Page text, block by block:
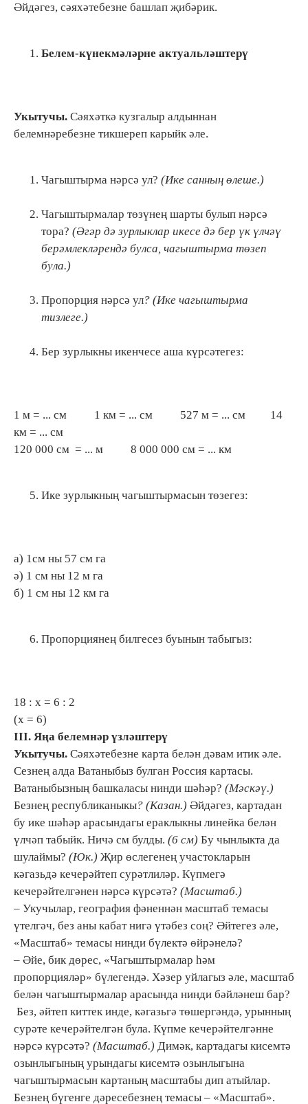
Әйдәгез, сәяхәтебезне башлап җибәрик.
Белем-күнекмәләрне актуальләштерү
Укытучы. Сәяхәткә кузгалыр алдыннан
белемнәребезне тикшереп карыйк әле.
Чагыштырма нәрсә ул? (Ике санның өлеше.)
Чагыштырмалар төзүнең шарты булып нәрсә
тора? (Әгәр дә зурлыклар икесе дә бер үк үлчәү
берәмлекләрендә булса, чагыштырма төзеп
була.)
Пропорция нәрсә ул? (Ике чагыштырма
тизлеге.)
Бер зурлыкны икенчесе аша күрсәтегез:
1 м = ... см 1 км = ... см 527 м = ... см 14
км = ... см
120 000 см = ... м 8 000 000 см = ... км
Ике зурлыкның чагыштырмасын төзегез:
а) 1см ны 57 см га
ә) 1 см ны 12 м га
б) 1 см ны 12 км га
Пропорциянең билгесез буынын табыгыз:
18 : х = 6 : 2
(х = 6)
III. Яңа белемнәр үзләштерү
Укытучы. Сәяхәтебезне карта белән дәвам итик әле.
Сезнең алда Ватаныбыз булган Россия картасы.
Ватаныбызның башкаласы нинди шәһәр? (Мәскәү.)
Безнең республиканыкы? (Казан.) Әйдәгез, картадан
бу ике шәһәр арасындагы ераклыкны линейка белән
үлчәп табыйк. Ничә см булды. (6 см) Бу чынлыкта да
шулаймы? (Юк.) Җир өслегенең участокларын
кәгазьдә кечерәйтеп сурәтлиләр. Күпмегә
кечерәйтелгәнен нәрсә күрсәтә? (Масштаб.)
– Укучылар, география фәненнән масштаб темасы
үтелгәч, без аны кабат нигә үтәбез соң? Әйтегез әле,
«Масштаб» темасы нинди бүлектә өйрәнелә?
– Әйе, бик дөрес, «Чагыштырмалар һәм
пропорцияләр» бүлегендә. Хәзер уйлагыз әле, масштаб
белән чагыштырмалар арасында нинди бәйләнеш бар?
Без, әйтеп киттек инде, кәгазьгә төшергәндә, урынның
сурәте кечерәйтелгән була. Күпме кечерәйтелгәнне
нәрсә күрсәтә? (Масштаб.) Димәк, картадагы кисемтә
озынлыгының урындагы кисемтә озынлыгына
чагыштырмасын картаның масштабы дип атыйлар.
Безнең бүгенге дәресебезнең темасы – «Масштаб».